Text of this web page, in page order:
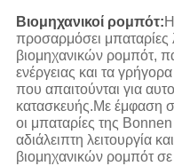
Βιομηχανικοί ρομπότ:
προσαρμόσει μπαταρίες
βιομηχανικών ρομπότ,
ενέργειας και τα
που απαιτούνται για
κατασκευής.Με έμφαση
οι μπαταρίες της
αδιάλειπτη λειτουργία
βιομηχανικών ρομπότ